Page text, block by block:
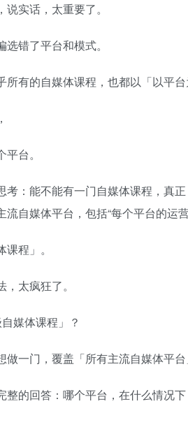
实话，太重要了。
错了平台和模式。
所有的自媒体课程，也都以「以平
台。
考：能不能有一门自媒体课程，真
流自媒体平台，包括“每个平台的运营
程」。
太疯狂了。
媒体课程」？
一门，覆盖「所有主流自媒体平台
整的回答：哪个平台，在什么情况